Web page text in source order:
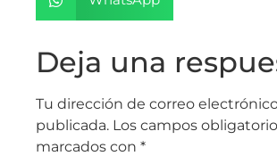
Deja una
Tu dirección de correo
publicada. Los campos
marcados con *